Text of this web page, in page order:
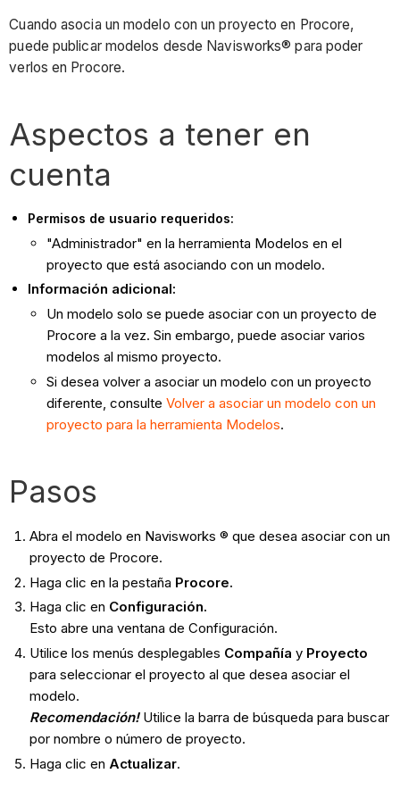
Cuando asocia un modelo con un proyecto en Procore,
puede publicar modelos desde Navisworks® para poder
verlos en Procore.
Aspectos a tener en
cuenta
Permisos de usuario requeridos:
"Administrador" en la herramienta Modelos en el
proyecto que está asociando con un modelo.
Información adicional:
Un modelo solo se puede asociar con un proyecto de
Procore a la vez. Sin embargo, puede asociar varios
modelos al mismo proyecto.
Si desea volver a asociar un modelo con un proyecto
diferente, consulteVolver a asociar un modelo con un
proyecto para la herramienta Modelos.
Pasos
Abra el modelo en Navisworks ® que desea asociar con un
proyecto de Procore.
Haga clic en la pestaña Procore.
Haga clic en Configuración.
Esto abre una ventana de Configuración.
Utilice los menús desplegables Compañía y Proyecto
para seleccionar el proyecto al que desea asociar el
modelo.
Recomendación!Utilice la barra de búsqueda para buscar
por nombre o número de proyecto.
Haga clic en Actualizar.